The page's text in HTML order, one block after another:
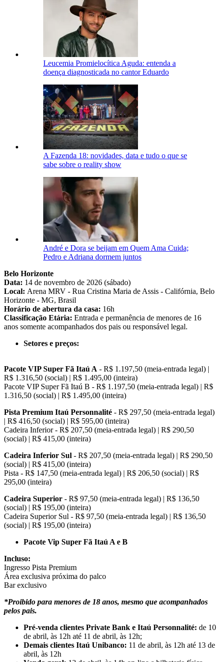
Leucemia Promielocítica Aguda: entenda a
doença diagnosticada no cantor Eduardo
A Fazenda 18: novidades, data e tudo o que se
sabe sobre o reality show
André e Dora se beijam em Quem Ama Cuida;
Pedro e Adriana dormem juntos
Belo Horizonte
Data: 14 de novembro de 2026 (sábado)
Local: Arena MRV - Rua Cristina Maria de Assis - Califórnia, Belo
Horizonte - MG, Brasil
Horário de abertura da casa: 16h
Classificação Etária: Entrada e permanência de menores de 16
anos somente acompanhados dos pais ou responsável legal.
Setores e preços:
Pacote VIP Super Fã Itaú A - R$ 1.197,50 (meia-entrada legal) |
R$ 1.316,50 (social) | R$ 1.495,00 (inteira)
Pacote VIP Super Fã Itaú B - R$ 1.197,50 (meia-entrada legal) | R$
1.316,50 (social) | R$ 1.495,00 (inteira)
Pista Premium Itaú Personnalité - R$ 297,50 (meia-entrada legal)
| R$ 416,50 (social) | R$ 595,00 (inteira)
Cadeira Inferior - R$ 207,50 (meia-entrada legal) | R$ 290,50
(social) | R$ 415,00 (inteira)
Cadeira Inferior Sul - R$ 207,50 (meia-entrada legal) | R$ 290,50
(social) | R$ 415,00 (inteira)
Pista - R$ 147,50 (meia-entrada legal) | R$ 206,50 (social) | R$
295,00 (inteira)
Cadeira Superior - R$ 97,50 (meia-entrada legal) | R$ 136,50
(social) | R$ 195,00 (inteira)
Cadeira Superior Sul - R$ 97,50 (meia-entrada legal) | R$ 136,50
(social) | R$ 195,00 (inteira)
Pacote Vip Super Fã Itaú A e B
Incluso:
Ingresso Pista Premium
Área exclusiva próxima do palco
Bar exclusivo
*Proibido para menores de 18 anos, mesmo que acompanhados
pelos pais.
Pré-venda clientes Private Bank e Itaú Personnalité: de 10
de abril, às 12h até 11 de abril, às 12h;
Demais clientes Itaú Unibanco: 11 de abril, às 12h até 13 de
abril, às 12h